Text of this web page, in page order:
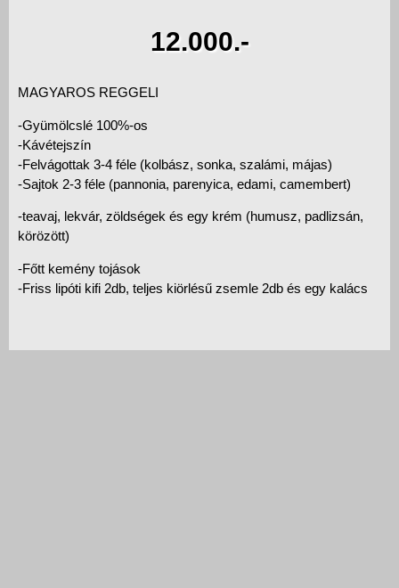
12.000.-
MAGYAROS REGGELI
-Gyümölcslé 100%-os
-Kávétejszín
-Felvágottak 3-4 féle (kolbász, sonka, szalámi, májas)
-Sajtok 2-3 féle (pannonia, parenyica, edami, camembert)
-teavaj, lekvár, zöldségek és egy krém (humusz, padlizsán,
körözött)
-Főtt kemény tojások
-Friss lipóti kifi 2db, teljes kiörlésű zsemle 2db és egy kalács